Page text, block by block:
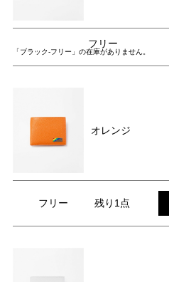
フリー
「ブラック-フリー」の在庫がありません。
オレンジ
フリー 残り1点